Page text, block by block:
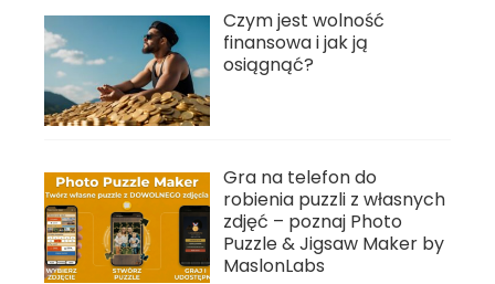
Czym jest wolność
finansowa i jak ją
osiągnąć?
Gra na telefon do
robienia puzzli z własnych
zdjęć – poznaj Photo
Puzzle & Jigsaw Maker by
MaslonLabs